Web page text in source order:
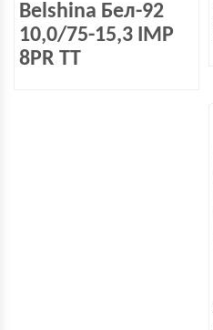
Belshina Бел-92
10,0/75-15,3 IMP
8PR TT